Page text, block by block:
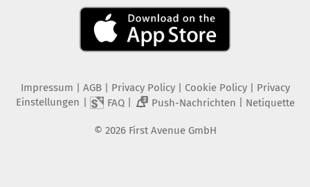
Impressum | AGB | Privacy Policy| Cookie Policy| Privacy
Einstellungen | FAQ| 2 Push-Nachrichten | Netiquette
© 2026 First Avenue GmbH